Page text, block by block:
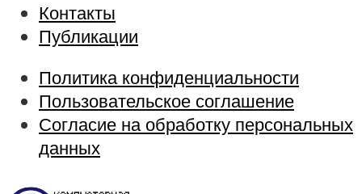
Контакты
Публикации
Политика конфиденциальности
Пользовательское соглашение
Согласие на обработку персональных
данных